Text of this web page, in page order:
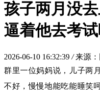
孩子两月没
逼着他去考试
2026-06-10 16:32:39 / 来源
群里一位妈妈说，儿子两
不好，慢慢地能吃能睡笑